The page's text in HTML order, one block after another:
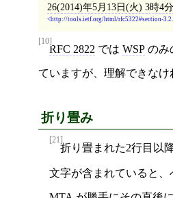
26(2014)年5月13日(火) 3時4
http://tools.ietf.org/html/rfc5322#section-
[10]
RFC 2822 では WSP のみ
ていますが、理解できなけ
折り畳み
[21]
折り畳まれた2行目以
文字が含まれていると、